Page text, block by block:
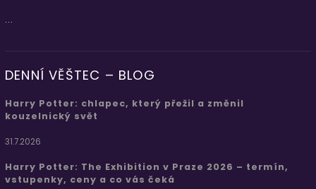
...
DENNÍ VĚŠTEC – BLOG
Harry Potter: chlapec, který přežil a změnil
kouzelnický svět
31.7.2026
Harry Potter: The Exhibition v Praze 2026 – termín,
vstupenky, ceny a co vás čeká